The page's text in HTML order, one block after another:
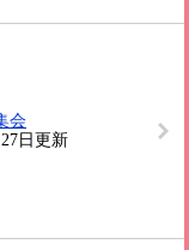
会
日更新